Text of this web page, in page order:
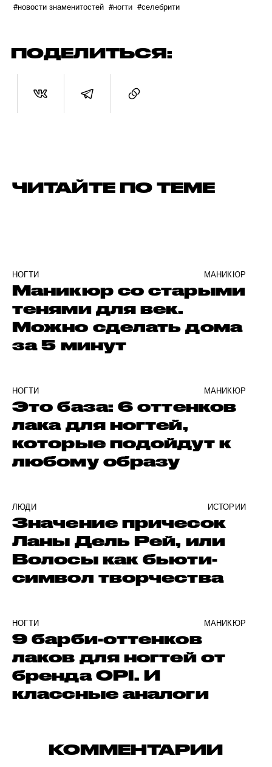
#новости знаменитостей #ногти #селебрити
ПОДЕЛИТЬСЯ:
ЧИТАЙТЕ ПО ТЕМЕ
НОГТИ МАНИКЮР
Маникюр со старыми
тенями для век.
Можно сделать дома
за 5 минут
НОГТИ МАНИКЮР
Это база: 6 оттенков
лака для ногтей,
которые подойдут к
любому образу
ЛЮДИ ИСТОРИИ
Значение причесок
Ланы Дель Рей, или
Волосы как бьюти-
символ творчества
НОГТИ МАНИКЮР
9 барби-оттенков
лаков для ногтей от
бренда OPI. И
классные аналоги
КОММЕНТАРИИ